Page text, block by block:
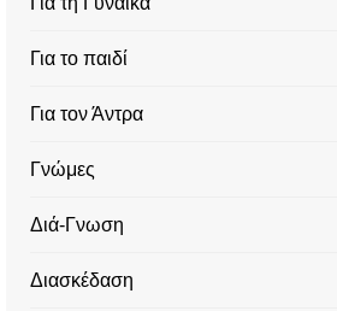
Για το παιδί
Για τον Άντρα
Γνώμες
Διά-Γνωση
Διασκέδαση